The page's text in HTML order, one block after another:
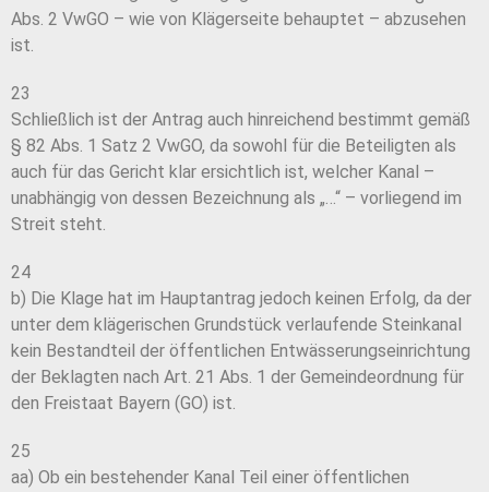
Abs. 2 VwGO – wie von Klägerseite behauptet – abzusehen
ist.
23
Schließlich ist der Antrag auch hinreichend bestimmt gemäß
§ 82 Abs. 1 Satz 2 VwGO, da sowohl für die Beteiligten als
auch für das Gericht klar ersichtlich ist, welcher Kanal –
unabhängig von dessen Bezeichnung als „…“ – vorliegend im
Streit steht.
24
b) Die Klage hat im Hauptantrag jedoch keinen Erfolg, da der
unter dem klägerischen Grundstück verlaufende Steinkanal
kein Bestandteil der öffentlichen Entwässerungseinrichtung
der Beklagten nach Art. 21 Abs. 1 der Gemeindeordnung für
den Freistaat Bayern (GO) ist.
25
aa) Ob ein bestehender Kanal Teil einer öffentlichen